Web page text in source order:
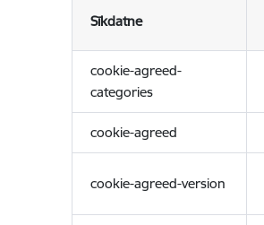
Sīkdatne
cookie-agreed-
categories
cookie-agreed
cookie-agreed-version